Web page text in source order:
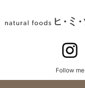
Follow me